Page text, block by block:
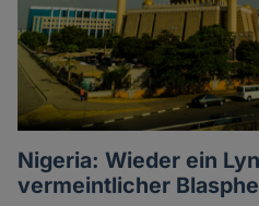
Nigeria: Wieder ein
vermeintlicher